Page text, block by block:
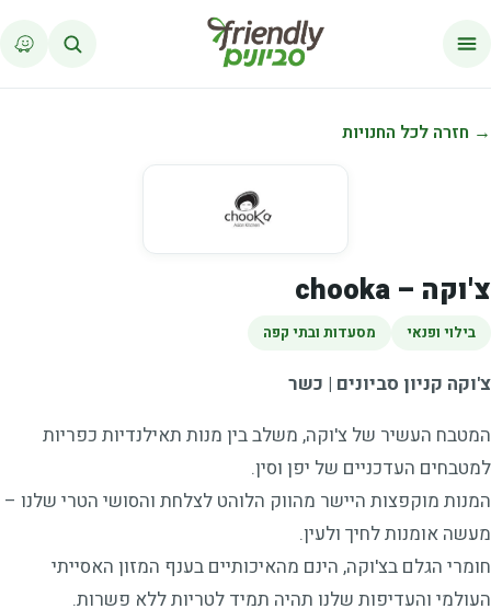
→ חזרה לכל החנויות
צ'וקה – chooka
בילוי ופנאי מסעדות ובתי קפה
צ'וקה קניון סביונים | כשר
המטבח העשיר של צ'וקה, משלב בין מנות תאילנדיות כפריות
למטבחים העדכניים של יפן וסין.
המנות מוקפצות היישר מהווק הלוהט לצלחת והסושי הטרי שלנו –
מעשה אומנות לחיך ולעין.
חומרי הגלם בצ'וקה, הינם מהאיכותיים בענף המזון האסייתי
העולמי והעדיפות שלנו תהיה תמיד לטריות ללא פשרות.